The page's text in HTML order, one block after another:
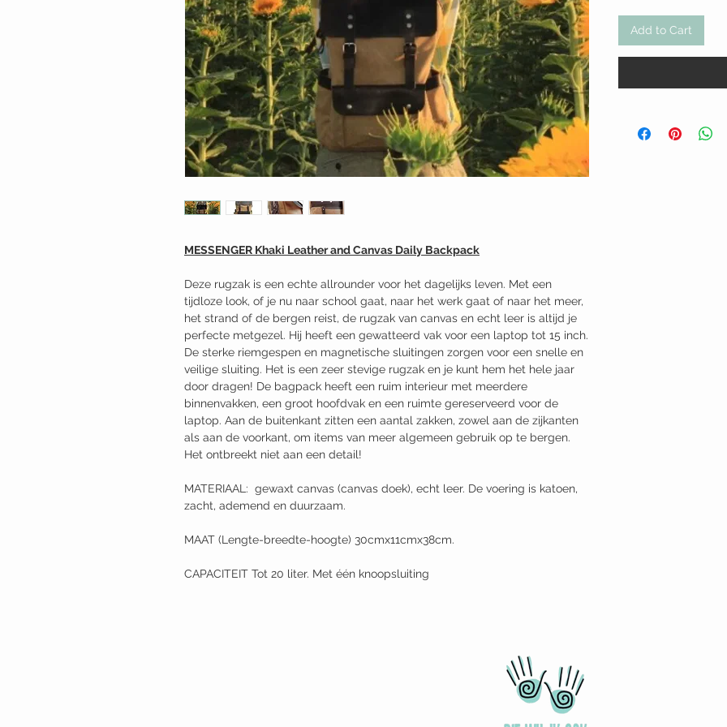
MESSENGER Khaki Leather and Canvas Daily Backpack
Deze rugzak is een echte allrounder voor het dagelijks leven. Met een
tijdloze look, of je nu naar school gaat, naar het werk gaat of naar het meer,
het strand of de bergen reist, de rugzak van canvas en echt leer is altijd je
perfecte metgezel. Hij heeft een gewatteerd vak voor een laptop tot 15 inch.
De sterke riemgespen en magnetische sluitingen zorgen voor een snelle en
veilige sluiting. Het is een zeer stevige rugzak en je kunt hem het hele jaar
door dragen! De bagpack heeft een ruim interieur met meerdere
binnenvakken, een groot hoofdvak en een ruimte gereserveerd voor de
laptop. Aan de buitenkant zitten een aantal zakken, zowel aan de zijkanten
als aan de voorkant, om items van meer algemeen gebruik op te bergen.
Het ontbreekt niet aan een detail!
MATERIAAL: gewaxt canvas (canvas doek), echt leer. De voering is katoen,
zacht, ademend en duurzaam.
MAAT (Lengte-breedte-hoogte) 30cmx11cmx38cm.
CAPACITEIT Tot 20 liter. Met één knoopsluiting
Add to Cart